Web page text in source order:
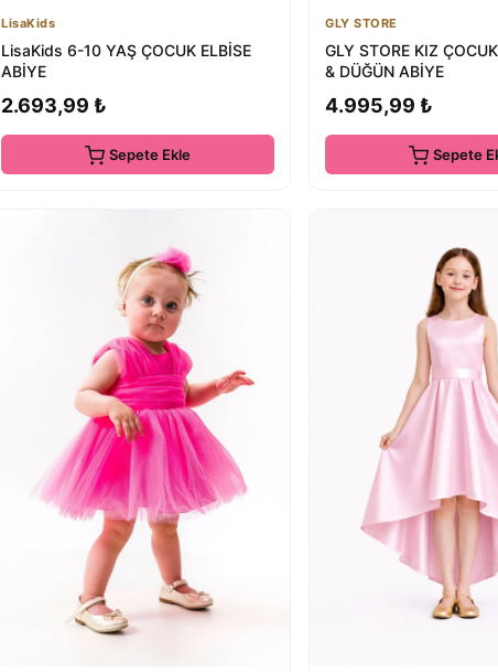
LisaKids
LisaKids 6-10 YAŞ ÇOCUK ELBİSE
ABİYE
2.693,99 ₺
Sepete Ekle
GLY STORE
GLY STORE KIZ
& DÜĞÜN ABİYE
4.995,99 ₺
Sepete